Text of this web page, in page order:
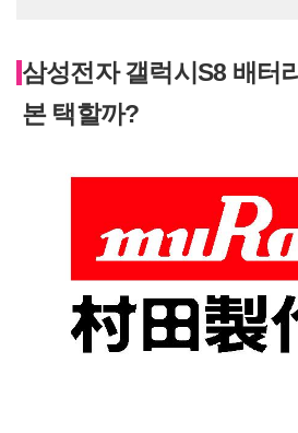
삼성전자 갤럭시S8 배터
본 택할까?